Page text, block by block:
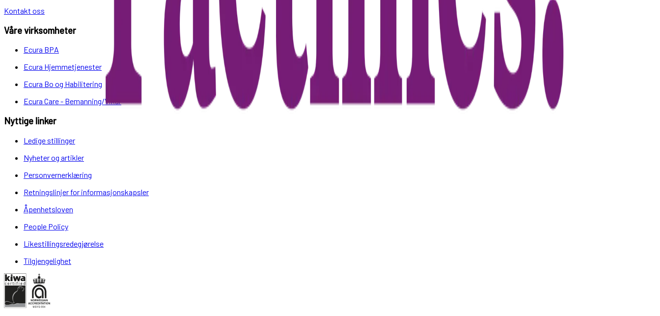
Kontakt oss
Våre virksomheter
Ecura BPA
Ecura Hjemmetjenester
Ecura Bo og Habilitering
Ecura Care - Bemanning/Vikar
Nyttige linker
Ledige stillinger
Nyheter og artikler
Personvernerklæring
Retningslinjer for informasjonskapsler
Åpenhetsloven
People Policy
Likestillingsredegjørelse
Tilgjengelighet